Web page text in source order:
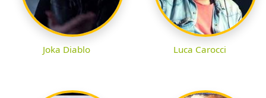
Joka Diablo Luca Carocci